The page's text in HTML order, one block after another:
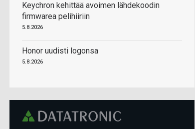
Keychron kehittää avoimen lähdekoodin
firmwarea pelihiiriin
5.8.2026
Honor uudisti logonsa
5.8.2026